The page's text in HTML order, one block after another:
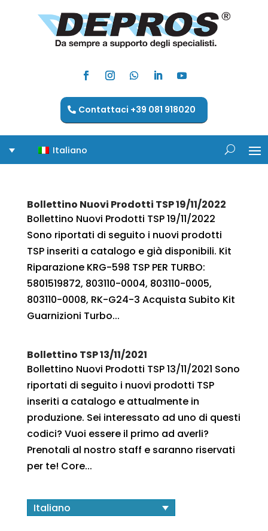
Contattaci +39 081 918020
Italiano
Bollettino Nuovi Prodotti TSP 19/11/2022
Bollettino Nuovi Prodotti TSP 19/11/2022
Sono riportati di seguito i nuovi prodotti
TSP inseriti a catalogo e già disponibili. Kit
Riparazione KRG-598 TSP PER TURBO:
5801519872, 803110-0004, 803110-0005,
803110-0008, RK-G24-3 Acquista Subito Kit
Guarnizioni Turbo...
Bollettino TSP 13/11/2021
Bollettino Nuovi Prodotti TSP 13/11/2021 Sono
riportati di seguito i nuovi prodotti TSP
inseriti a catalogo e attualmente in
produzione. Sei interessato ad uno di questi
codici? Vuoi essere il primo ad averli?
Prenotali al nostro staff e saranno riservati
per te! Core...
Italiano